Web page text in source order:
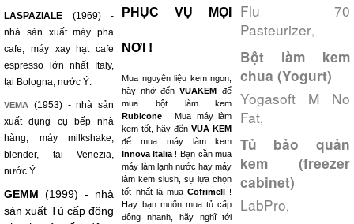
LASPAZIALE (1969) -
nhà sản xuất máy pha
cafe, máy xay hạt cafe
espresso lớn nhất Italy,
tại Bologna, nước Ý.
VEMA
(1953) - nhà sản
xuất dụng cụ bếp nhà
hàng, máy milkshake,
blender, tại Venezia,
nước Ý.
GEMM (1999) - nhà
sản xuất Tủ cấp đông
PHỤC VỤ MỌI
NƠI !
Mua nguyên liệu kem ngon,
hãy nhớ đếnVUAKEM
để
mua bột làm kem
Rubicone ! Mua máy làm
kem tốt, hãy đếnVUA KEM
để mua máy làm kem
Innova Italia ! Bạn cần mua
máy làm lạnh nước hay máy
làm kem slush, sự lựa chọn
tốt nhất là muaCofrimell
!
Hay bạn muốn mua tủ cấp
đông nhanh, hãy nghĩ tới
Flu 70
Pasteurizer,
Bột làm kem
chua (Yogurt)
Yogasoft M No
Fat,
Tủ bảo quản
kem (freezer
cabinet)
LabPro,